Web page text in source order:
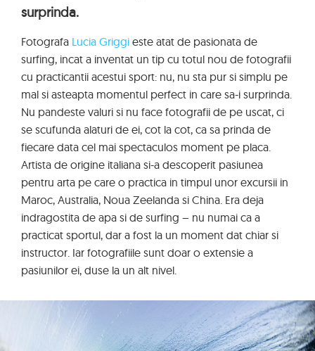
surprinda.
Fotografa Lucia Griggi este atat de pasionata de
surfing, incat a inventat un tip cu totul nou de fotografii
cu practicantii acestui sport: nu, nu sta pur si simplu pe
mal si asteapta momentul perfect in care sa-i surprinda.
Nu pandeste valuri si nu face fotografii de pe uscat, ci
se scufunda alaturi de ei, cot la cot, ca sa prinda de
fiecare data cel mai spectaculos moment pe placa.
Artista de origine italiana si-a descoperit pasiunea
pentru arta pe care o practica in timpul unor excursii in
Maroc, Australia, Noua Zeelanda si China. Era deja
indragostita de apa si de surfing – nu numai ca a
practicat sportul, dar a fost la un moment dat chiar si
instructor. Iar fotografiile sunt doar o extensie a
pasiunilor ei, duse la un alt nivel.